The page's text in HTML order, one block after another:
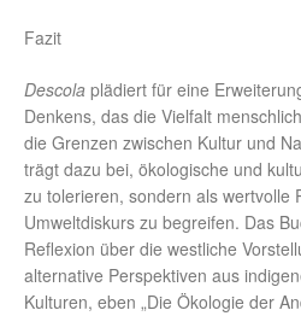
Fazit
Descola plädiert für eine
Denkens, das die Vielfalt
die Grenzen zwischen Kultur und
trägt dazu bei, ökologische und
zu tolerieren, sondern als wertvolle
Umweltdiskurs zu begreifen. Das
Reflexion über die westliche
alternative Perspektiven aus
Kulturen, eben „Die Ökologie der